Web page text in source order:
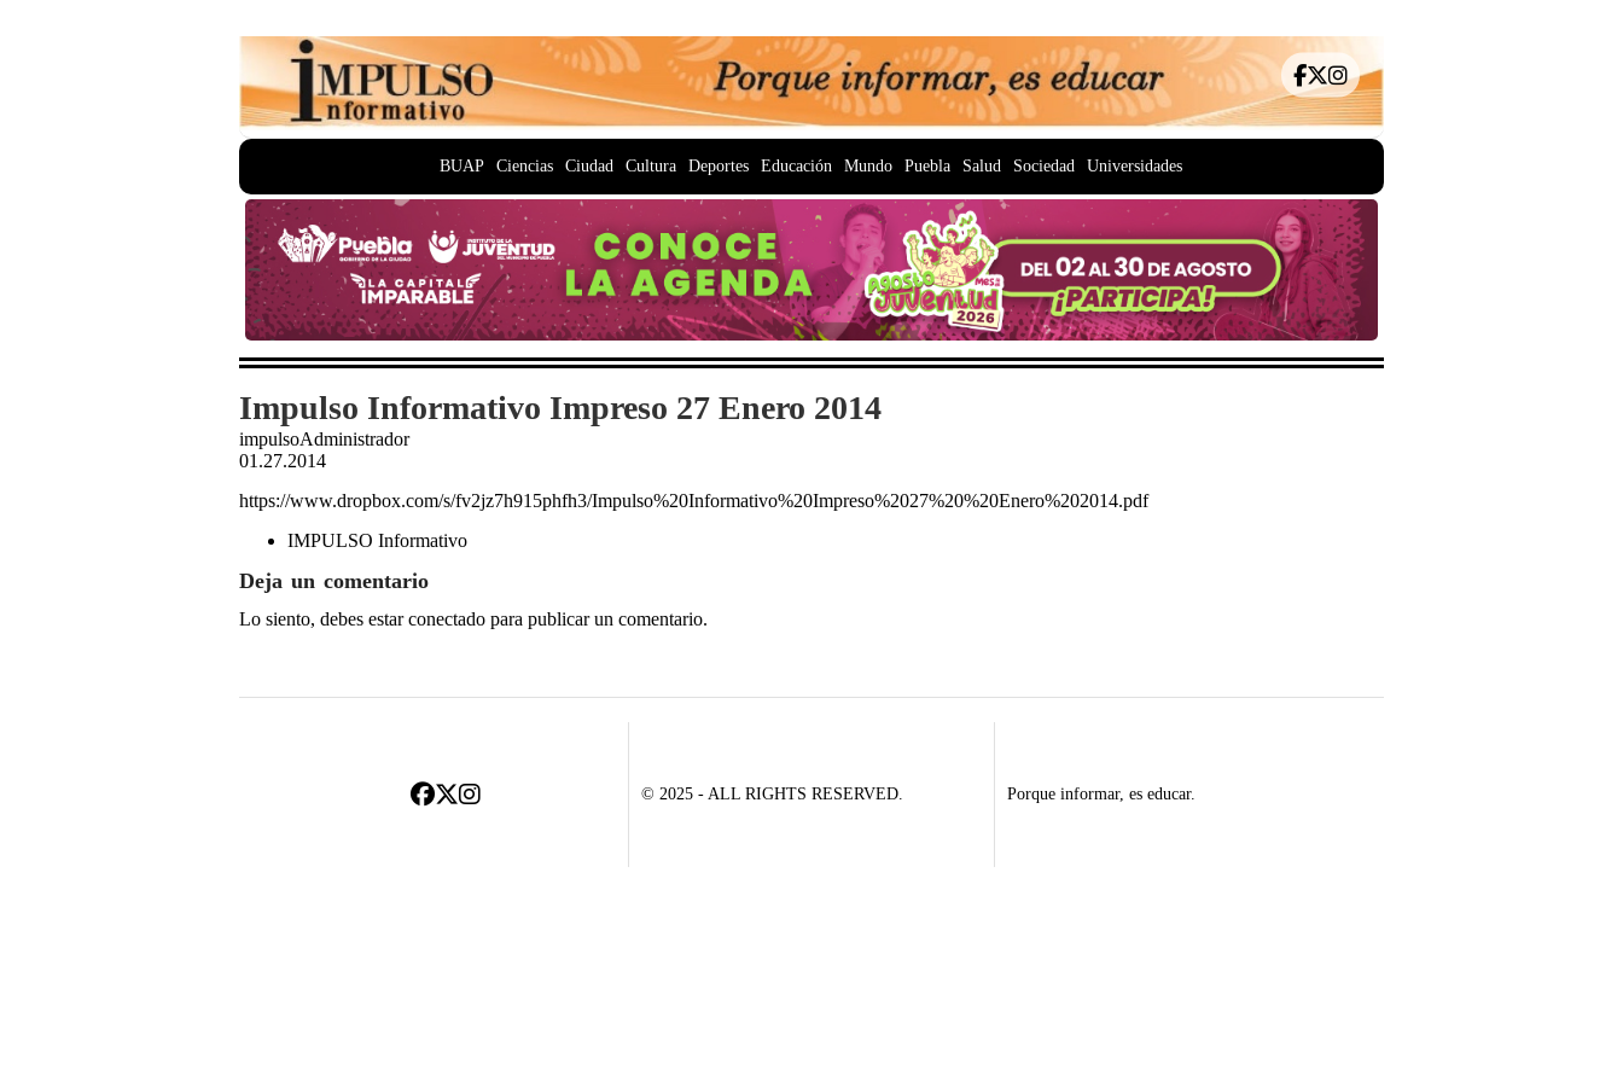
BUAP Ciencias Ciudad Cultura Deportes Educación Mundo Puebla Salud Sociedad Universidades
Impulso Informativo Impreso 27 Enero 2014
impulsoAdministrador
01.27.2014
https://www.dropbox.com/s/fv2jz7h915phfh3/Impulso%20Informativo%20Impreso%2027%20%20Enero%202014.pdf
IMPULSO Informativo
Deja un comentario
Lo siento, debes estarconectado para publicar un comentario.
© 2025 - ALL RIGHTS RESERVED. Porque informar, es educar.